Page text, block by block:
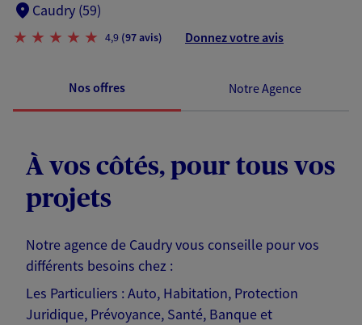
Caudry (59)
4,9 (97 avis) Donnez votre avis
Nos offres Notre Agence
À vos côtés, pour tous vos
projets
Notre agence de Caudry vous conseille pour vos
différents besoins chez :
Les Particuliers : Auto, Habitation, Protection
Juridique, Prévoyance, Santé, Banque et